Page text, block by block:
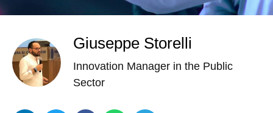
Giuseppe Storelli
Innovation Manager in the Public
Sector